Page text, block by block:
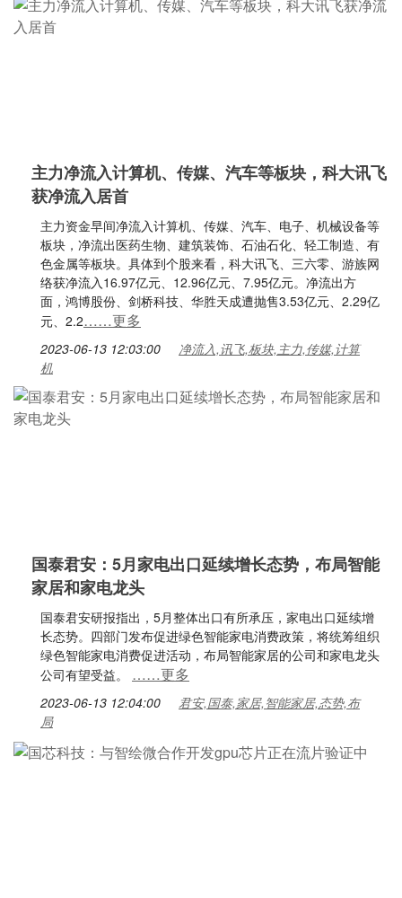
主力净流入计算机、传媒、汽车等板块，科大讯飞
获净流入居首
主力资金早间净流入计算机、传媒、汽车、电子、机械设备等
板块，净流出医药生物、建筑装饰、石油石化、轻工制造、有
色金属等板块。具体到个股来看，科大讯飞、三六零、游族网
络获净流入16.97亿元、12.96亿元、7.95亿元。净流出方
面，鸿博股份、剑桥科技、华胜天成遭抛售3.53亿元、2.29亿
元、2.2……更多
2023-06-13 12:03:00
净流入,讯飞,板块,主力,传媒,计算
机
国泰君安：5月家电出口延续增长态势，布局智能
家居和家电龙头
国泰君安研报指出，5月整体出口有所承压，家电出口延续增
长态势。四部门发布促进绿色智能家电消费政策，将统筹组织
绿色智能家电消费促进活动，布局智能家居的公司和家电龙头
公司有望受益。 ……更多
2023-06-13 12:04:00
君安,国泰,家居,智能家居,态势,布
局